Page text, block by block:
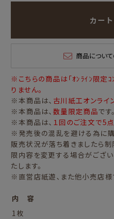
カー
商品につい
※こちらの商品は「ｵﾝﾗｲﾝ限定
りません。
※本商品は、 古川紙工オンライ
※本商品は、 数量限定商品です。
※本商品は、 １回のご注文で5
※発売後の混乱を避ける為に購
販売状況が落ち着きましたら
限内容を変更する場合がござ
たします。
※直営店紙遊、また他小売店様
内 容
1枚